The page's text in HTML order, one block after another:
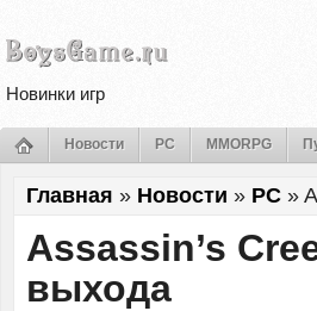
Новинки игр
Новости PC MMORPG
Главная » Новости » PC »
Assassin’s
выхода